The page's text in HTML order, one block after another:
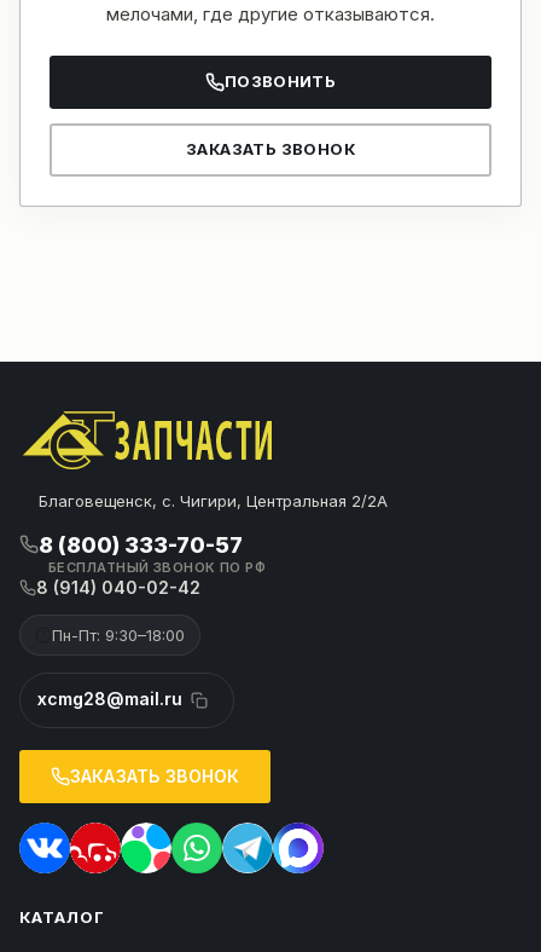
мелочами, где другие отказываются.
ПОЗВОНИТЬ
ЗАКАЗАТЬ ЗВОНОК
Благовещенск, с. Чигири, Центральная 2/2А
8 (800) 333-70-57
БЕСПЛАТНЫЙ ЗВОНОК ПО РФ
8 (914) 040-02-42
Пн-Пт: 9:30–18:00
xcmg28@mail.ru
ЗАКАЗАТЬ ЗВОНОК
КАТАЛОГ